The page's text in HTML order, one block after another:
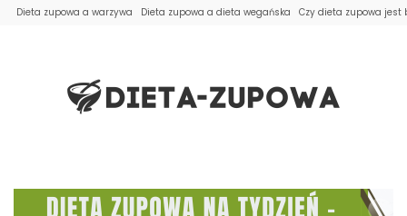
Dieta zupowa a warzywa Dieta zupowa a dieta wegańska Czy dieta zupowa jest